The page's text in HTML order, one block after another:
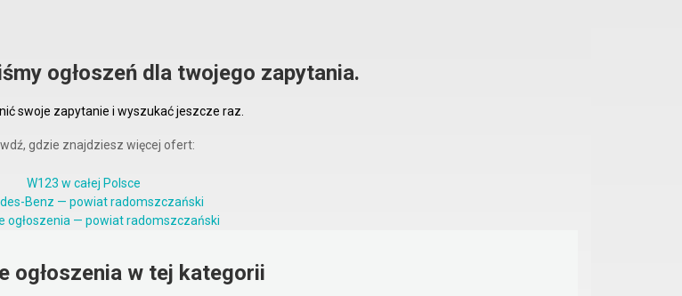
ogłoszeń dla twojego zapytania.
swoje zapytanie i wyszukać jeszcze raz.
gdzie znajdziesz więcej ofert:
W123 w całej Polsce
Benz — powiat radomszczański
ogłoszenia — powiat radomszczański
ogłoszenia w tej kategorii